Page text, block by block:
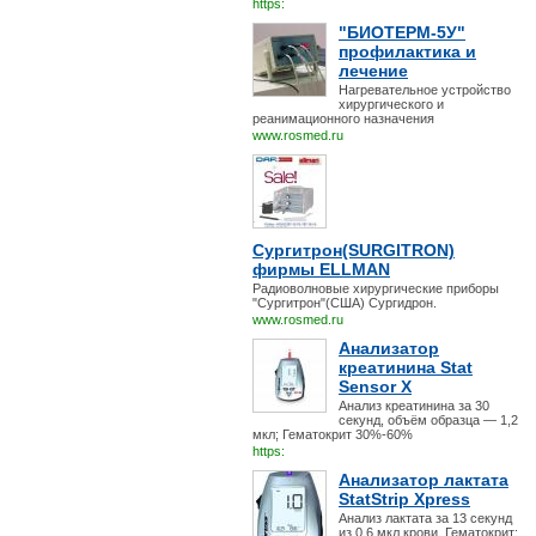
https:
"БИОТЕРМ-5У"
профилактика и
лечение
Нагревательное устройство
хирургического и
реанимационного назначения
www.rosmed.ru
Сургитрон(SURGITRON)
фирмы ELLMAN
Радиоволновые хирургические приборы
"Сургитрон"(США) Сургидрон.
www.rosmed.ru
Анализатор
креатинина Stat
Sensor X
Анализ креатинина за 30
секунд, объём образца — 1,2
мкл; Гематокрит 30%-60%
https:
Анализатор лактата
StatStrip Xpress
Анализ лактата за 13 секунд
из 0,6 мкл крови, Гематокрит: